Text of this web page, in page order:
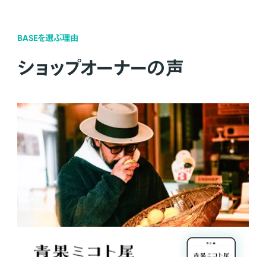
BASEを選ぶ理由
ショップオーナーの声